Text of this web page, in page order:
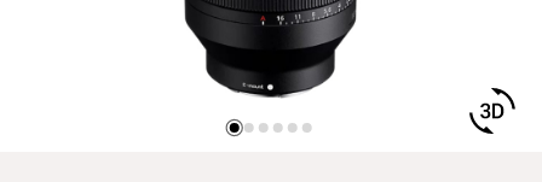
Stative & Gimbals